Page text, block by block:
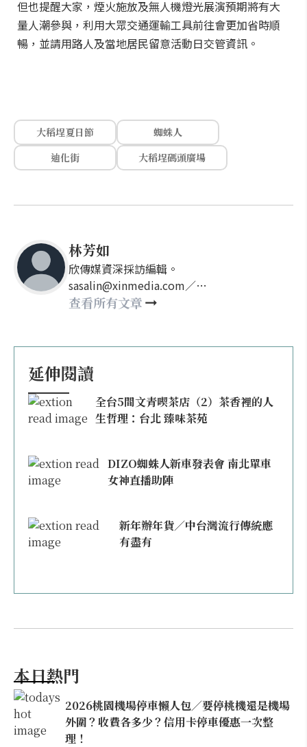
但也提醒大家，煙火施放及無人機燈光展演預期將有大
量人潮參與，利用大眾交通運輸工具前往會更加省時順
暢，並請用路人及當地居民留意活動日交管資訊。
大稻埕夏日節
蜘蛛人
迪化街
大稻埕碼頭廣場
林芳如
欣傳媒資深採訪編輯。
sasalin@xinmedia.com／
happy21917@gmail.com
查看所有文章
延伸閱讀
全台5間文青喫茶店（2）茶香裡的人
生哲理：台北 臻味茶苑
DIZO蜘蛛人新車發表會 南北單車
女神直播助陣
新年辦年貨／中台灣流行傳統應
有盡有
本日熱門
2026桃園機場停車懶人包／要停桃機還是機場
外圍？收費各多少？信用卡停車優惠一次整
理！